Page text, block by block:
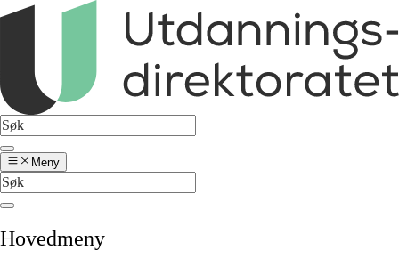
Meny
Hovedmeny